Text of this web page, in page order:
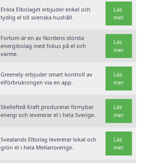
Enkla Elbolaget erbjuder enkel och
tydlig el till svenska hushåll.
Läs
mer
Fortum är en av Nordens största
energibolag med fokus på el och
värme.
Läs
mer
Greenely erbjuder smart kontroll av
elförbrukningen via en app.
Läs
mer
Skellefteå Kraft producerar förnybar
energi och levererar el i hela Sverige.
Läs
mer
Svealands Elbolag levererar lokal och
grön el i hela Mellansverige.
Läs
mer